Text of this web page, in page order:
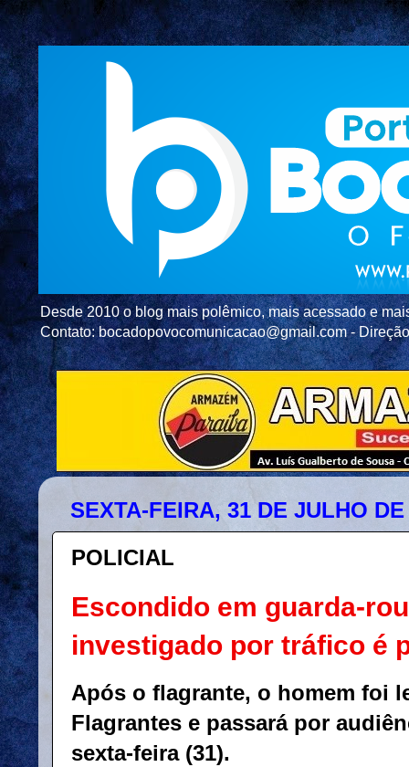
Desde 2010 o blog mais polêmico, mais acessado e
Contato: bocadopovocomunicacao@gmail.com -
SEXTA-FEIRA, 31 DE JULHO DE
POLICIAL
Escondido em guarda-
investigado por tráfico é
Após o flagrante, o homem foi
Flagrantes e passará por
sexta-feira (31).